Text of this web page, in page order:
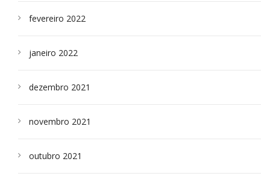
fevereiro 2022
janeiro 2022
dezembro 2021
novembro 2021
outubro 2021